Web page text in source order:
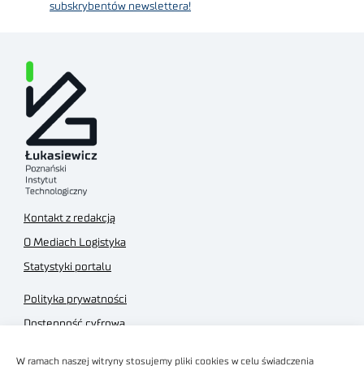
W ramach naszej witryny stosujemy pliki cookies w celu świadczenia
subskrybentów newslettera!
Kontakt z redakcją
O Mediach Logistyka
Statystyki portalu
Polityka prywatności
Dostępność cyfrowa